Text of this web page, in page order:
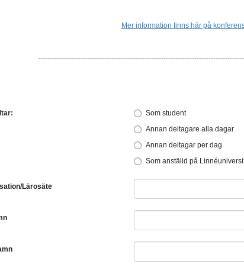
Mer information finns här på
Som student
Annan deltagare alla dagar
Annan deltagar per dag
Som anställd på
Lärosäte